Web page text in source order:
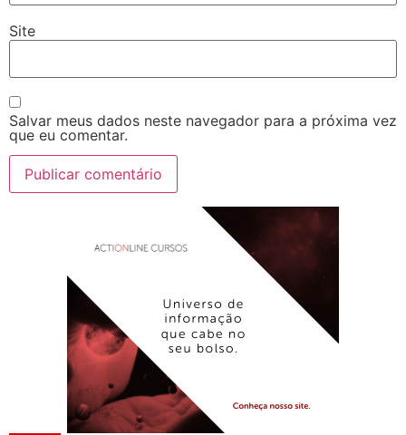
Site
Salvar meus dados neste navegador para a próxima vez
que eu comentar.